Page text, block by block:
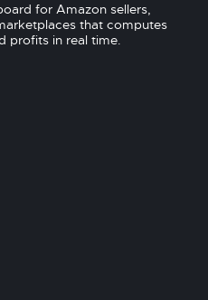
for Amazon sellers,
that computes
profits in real time.